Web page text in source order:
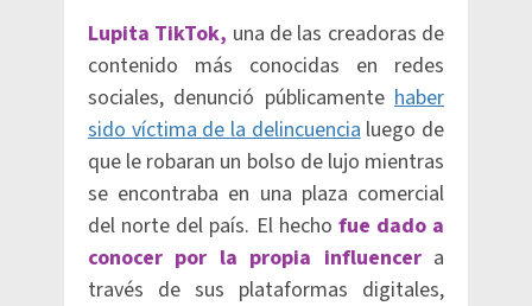
Lupita TikTok, una de las creadoras de
contenido más conocidas en redes
sociales, denunció públicamente haber
sido víctima de la delincuencialuego de
que le robaran un bolso de lujo mientras
se encontraba en una plaza comercial
del norte del país. El hecho fue dado a
conocer por la propia influencer a
través de sus plataformas digitales,